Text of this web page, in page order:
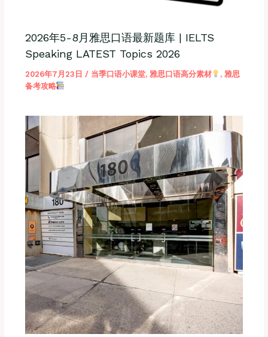
2026年5-8月雅思口语最新题库 | IELTS
Speaking LATEST Topics 2026
2026年7月23日 / 当季口语小课堂, 雅思口语高分素材 , 雅思
备考攻略